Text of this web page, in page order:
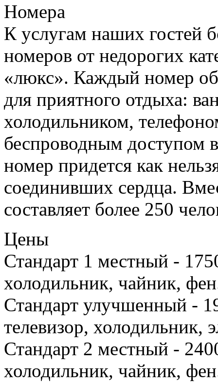
Номера
К услугам наших гостей
номеров от недорогих
«люкс». Каждый номер
для приятного отдыха:
холодильником,
беспроводным доступом
номер придется как
соединивших сердца.
составляет более 250
Цены
Стандарт 1 местный -
холодильник, чайник,
Стандарт улучшенный -
телевизор, холодильник,
Стандарт 2 местный -
холодильник, чайник,